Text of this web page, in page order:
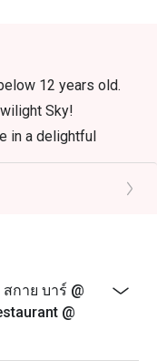
12 years old.
Sky!
in a delightful
selections at our
very best
evening
views at
กาย บาร์ @
@